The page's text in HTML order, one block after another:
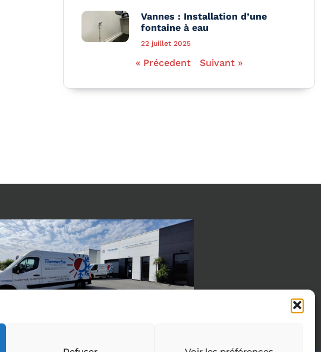
Vannes : Installation d’une
fontaine à eau
22 juillet 2025
« Précedent Suivant »